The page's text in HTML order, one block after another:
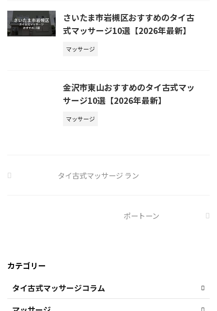
さいたま市岩槻区おすすめのタイ古
式マッサージ10選【2026年最新】
マッサージ
金沢市東山おすすめのタイ古式マッ
サージ10選【2026年最新】
マッサージ
タイ古式マッサージ ラン
ポートーン
カテゴリー
タイ古式マッサージコラム